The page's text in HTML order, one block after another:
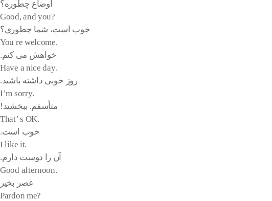
اوضاع چطوره؟
?Good, and you
خوب است، شما چطوري؟
.You re welcome
خواهش می کنم.
.Have a nice day
روز خوبی داشته باشید.
.I’m sorry
متأسفم. ببخشید!
.That’ s OK
خوب است.
.I like it
آن را دوست دارم.
.Good afternoon
عصر بخیر
?Pardon me